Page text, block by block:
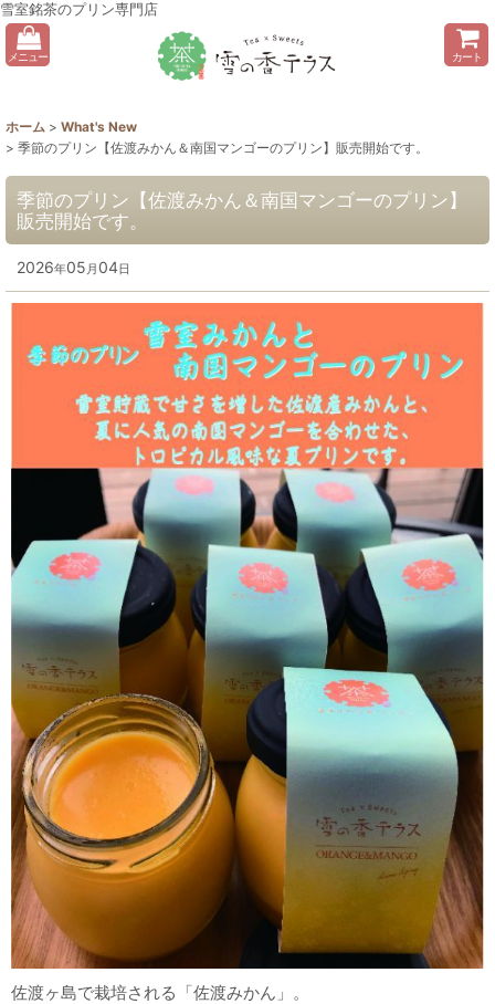
雪室銘茶のプリン専門店
メニュー カート
ホーム > What's New
> 季節のプリン【佐渡みかん＆南国マンゴーのプリン】販売開始です。
季節のプリン【佐渡みかん＆南国マンゴーのプリン】
販売開始です。
2026年05 月 04日
佐渡ヶ島で栽培される「佐渡みかん」。